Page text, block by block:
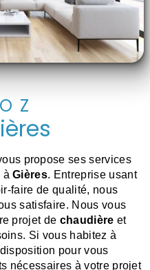
propose ses services
àGières. Entreprise usant
faire de qualité, nous
satisfaire. Nous vous
projet de chaudière et
Si vous habitez à
pour vous
nécessaires à votre projet